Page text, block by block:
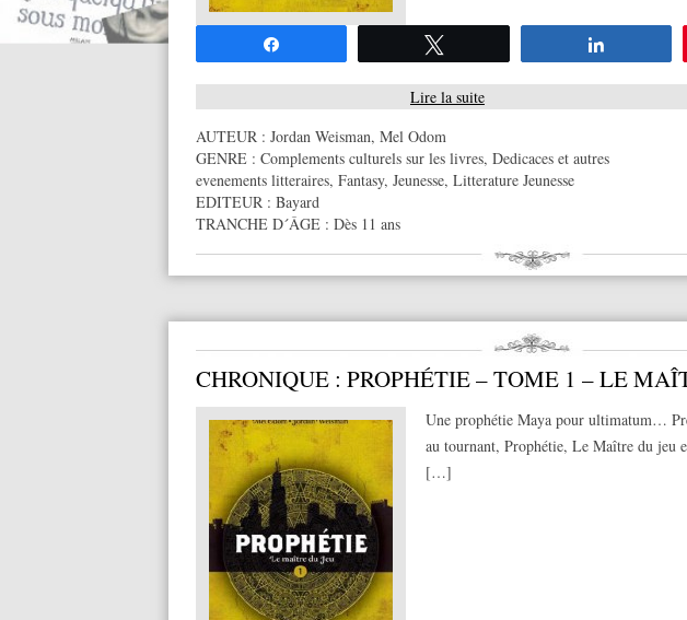
Lire la suite
AUTEUR : Jordan Weisman, Mel Odom
GENRE : Complements culturels sur les livres, Dedicaces et autres
evenements litteraires, Fantasy, Jeunesse, Litterature Jeunesse
EDITEUR : Bayard
TRANCHE D´ÂGE : Dès 11 ans
CHRONIQUE : PROPHÉTIE – TOME 1 – LE
Une prophétie Maya pour ultimatum…
au tournant, Prophétie, Le Maître du jeu
[…]